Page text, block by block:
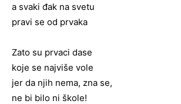
a svaki đak na svetu
pravi se od prvaka
Zato su prvaci dase
koje se najviše vole
jer da njih nema, zna se,
ne bi bilo ni škole!